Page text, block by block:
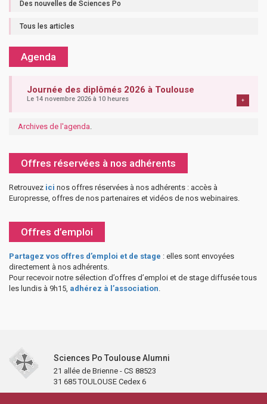
Des nouvelles de Sciences Po
Tous les articles
Agenda
Journée des diplômés 2026 à Toulouse
Le 14 novembre 2026 à 10 heures +
Archives de l'agenda.
Offres réservées à nos adhérents
Retrouvez ici nos offres réservées à nos adhérents : accès à
Europresse, offres de nos partenaires et vidéos de nos webinaires.
Offres d’emploi
Partagez vos offres d’emploi et de stage : elles sont envoyées
directement à nos adhérents.
Pour recevoir notre sélection d’offres d’emploi et de stage diffusée tous
les lundis à 9h15, adhérez à l’association.
Sciences Po Toulouse Alumni
21 allée de Brienne - CS 88523
31 685 TOULOUSE Cedex 6